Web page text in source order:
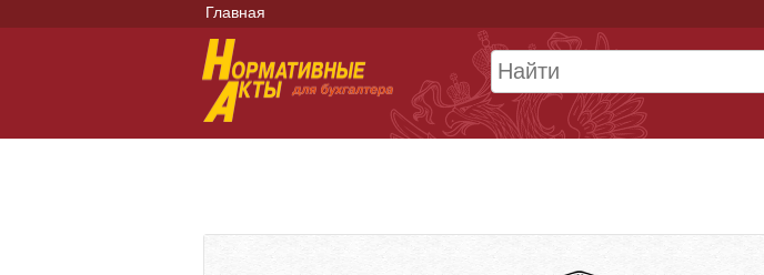
Главная